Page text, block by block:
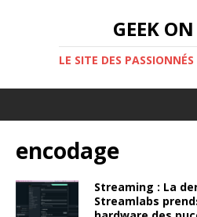
GEEK
LE SITE DES
encodage
Streaming : La
Streamlabs